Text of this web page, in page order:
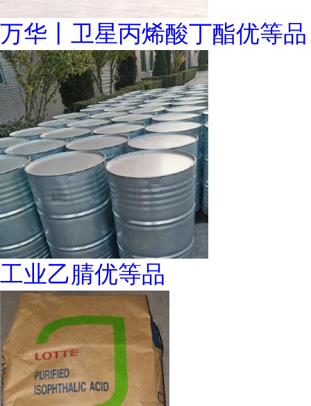
万华丨卫星丙烯酸丁酯优等品
工业乙腈优等品